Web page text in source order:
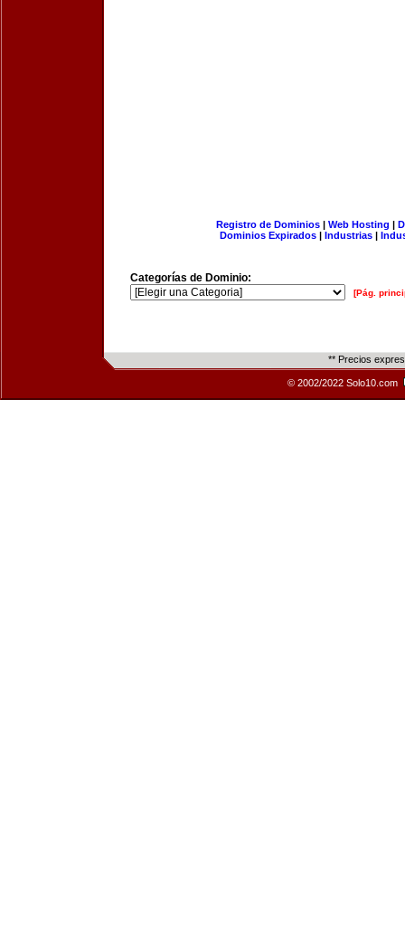
Registro de Dominios| Web Hosting |
Dominios Expirados | Industrias |
Categorías de Dominio:
[Pág.
** Precios
© 2002/2022 Solo10.com